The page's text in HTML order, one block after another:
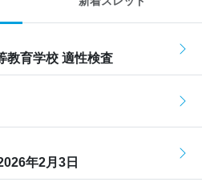
教育学校 適性検査
年2月3日